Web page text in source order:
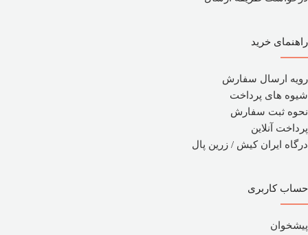
راهنمای خرید
رویه ارسال سفارش
شیوه های پرداخت
نحوه ثبت سفارش
پرداخت آنلاین
درگاه ایران کیش / زرین پال
حساب کاربری
پیشخوان